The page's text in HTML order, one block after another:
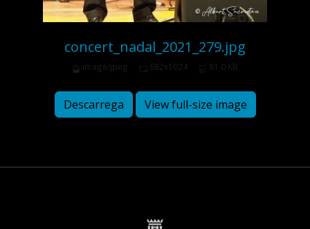
concert_nadal_2021_279.jpg
image/jpeg 682x1024 81.0 KB
Descarrega View full-size image